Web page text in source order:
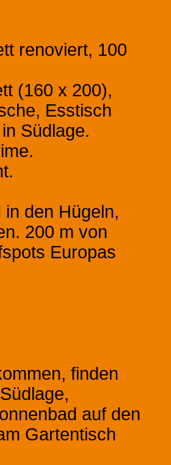
renoviert, 100
(160 x 200),
Esstisch
Südlage.
den Hügeln,
200 m von
Europas
finden
auf den
Gartentisch